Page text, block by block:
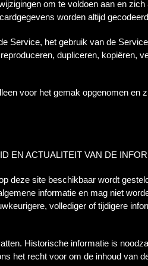
om te voldoen aan en
worden altijd
Service, het gebruik van de
dupliceren, kopiëren,
voor het gemak opgenomen en
EN ACTUALITEIT VAN DE
deze site beschikbaar wordt
informatie en mag niet
vollediger of tijdigere
Historische informatie is
het recht voor om de inhoud van